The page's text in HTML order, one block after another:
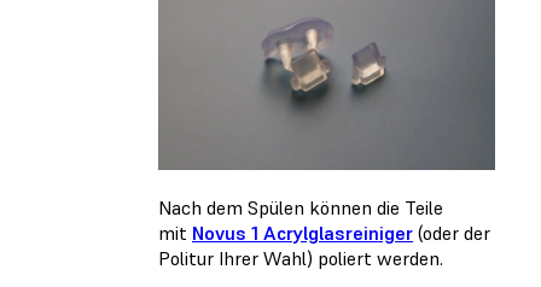
Nach dem Spülen können die Teile
mit Novus 1 Acrylglasreiniger (oder der
Politur Ihrer Wahl) poliert werden.